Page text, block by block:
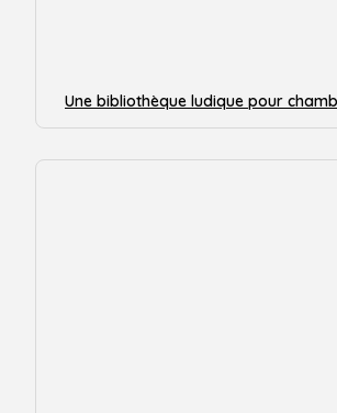
Une bibliothèque ludique pour